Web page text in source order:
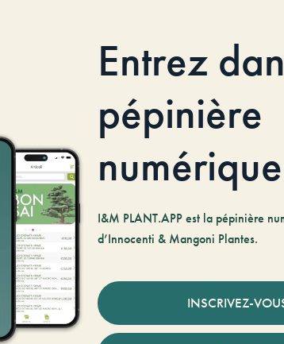
Entrez
pépinière
numérique
I&M PLANT.APP est la pépinière
d’Innocenti & Mangoni Plantes.
INSCRIVEZ-